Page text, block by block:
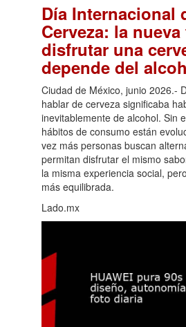
Día Internacional
Cerveza: la
disfrutar una
depende del
Ciudad de México, junio 2026.-
hablar de cerveza significaba
inevitablemente de alcohol. Sin
hábitos de consumo están
vez más personas buscan
permitan disfrutar el mismo
la misma experiencia social,
más equilibrada.
Lado.mx